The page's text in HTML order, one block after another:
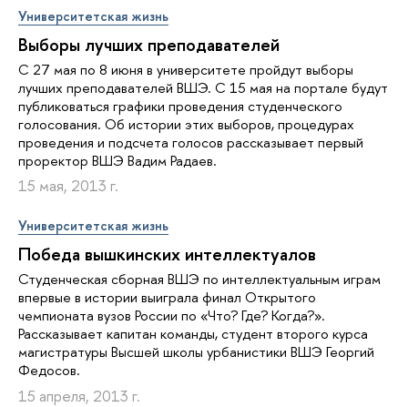
Университетская жизнь
Выборы лучших преподавателей
С 27 мая по 8 июня в университете пройдут выборы
лучших преподавателей ВШЭ. С 15 мая на портале будут
публиковаться графики проведения студенческого
голосования. Об истории этих выборов, процедурах
проведения и подсчета голосов рассказывает первый
проректор ВШЭ Вадим Радаев.
15 мая, 2013 г.
Университетская жизнь
Победа вышкинских интеллектуалов
Студенческая сборная ВШЭ по интеллектуальным играм
впервые в истории выиграла финал Открытого
чемпионата вузов России по «Что? Где? Когда?».
Рассказывает капитан команды, студент второго курса
магистратуры Высшей школы урбанистики ВШЭ Георгий
Федосов.
15 апреля, 2013 г.